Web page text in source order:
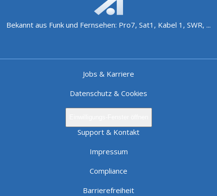
Bekannt aus Funk und Fernsehen: Pro7, Sat1, Kabel 1, SWR, ...
Jobs & Karriere
Datenschutz & Cookies
Support & Kontakt
Impressum
Compliance
Barrierefreiheit